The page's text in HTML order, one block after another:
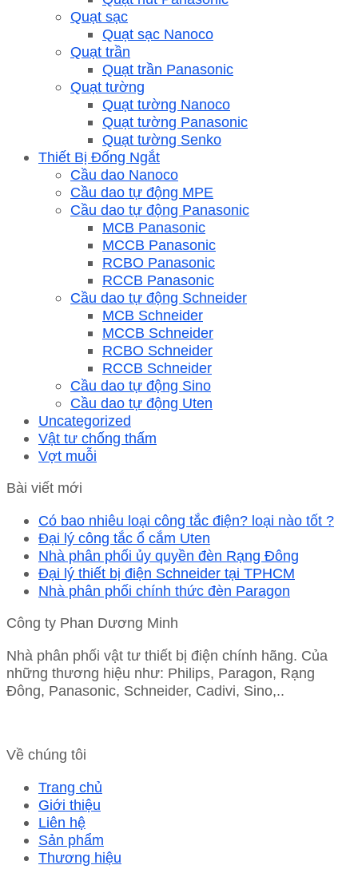
Quạt sạc
Quạt sạc Nanoco
Quạt trần
Quạt trần Panasonic
Quạt tường
Quạt tường Nanoco
Quạt tường Panasonic
Quạt tường Senko
Thiết Bị Đống Ngắt
Cầu dao Nanoco
Cầu dao tự động MPE
Cầu dao tự động Panasonic
MCB Panasonic
MCCB Panasonic
RCBO Panasonic
RCCB Panasonic
Cầu dao tự động Schneider
MCB Schneider
MCCB Schneider
RCBO Schneider
RCCB Schneider
Cầu dao tự động Sino
Cầu dao tự động Uten
Uncategorized
Vật tư chống thấm
Vợt muỗi
Bài viết mới
Có bao nhiêu loại công tắc điện? loại nào tốt ?
Đại lý công tắc ổ cắm Uten
Nhà phân phối ủy quyền đèn Rạng Đông
Đại lý thiết bị điện Schneider tại TPHCM
Nhà phân phối chính thức đèn Paragon
Công ty Phan Dương Minh
Nhà phân phối vật tư thiết bị điện chính hãng. Của
những thương hiệu như: Philips, Paragon, Rạng
Đông, Panasonic, Schneider, Cadivi, Sino,..
Về chúng tôi
Trang chủ
Giới thiệu
Liên hệ
Sản phẩm
Thương hiệu